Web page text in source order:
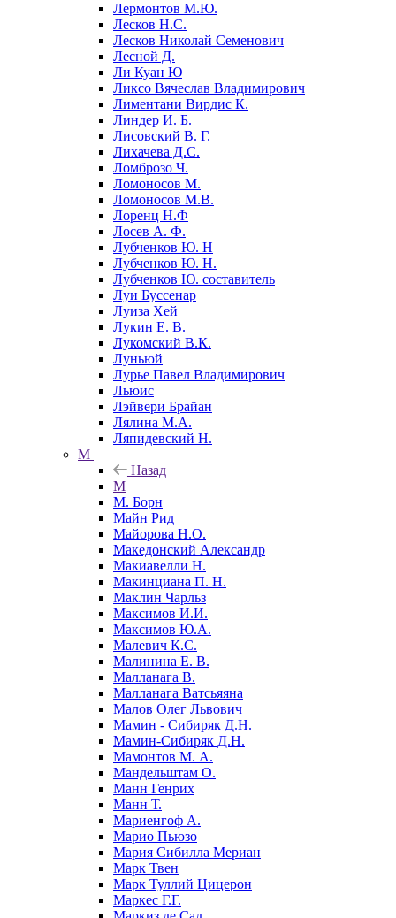
Лермонтов М.Ю.
Лесков Н.С.
Лесков Николай Семенович
Лесной Д.
Ли Куан Ю
Ликсо Вячеслав Владимирович
Лиментани Вирдис К.
Линдер И. Б.
Лисовский В. Г.
Лихачева Д.С.
Ломброзо Ч.
Ломоносов М.
Ломоносов М.В.
Лоренц Н.Ф
Лосев А. Ф.
Лубченков Ю. Н
Лубченков Ю. Н.
Лубченков Ю. составитель
Луи Буссенар
Луиза Хей
Лукин Е. В.
Лукомский В.К.
Луньюй
Лурье Павел Владимирович
Льюис
Лэйвери Брайан
Лялина М.А.
Ляпидевский Н.
М
Назад
М
М. Борн
Майн Рид
Майорова Н.О.
Македонский Александр
Макиавелли Н.
Макинциана П. Н.
Маклин Чарльз
Максимов И.И.
Максимов Ю.А.
Малевич К.С.
Малинина Е. В.
Малланага В.
Малланага Ватсьяяна
Малов Олег Львович
Мамин - Сибиряк Д.Н.
Мамин-Сибиряк Д.Н.
Мамонтов М. А.
Мандельштам О.
Манн Генрих
Манн Т.
Мариенгоф А.
Марио Пьюзо
Мария Сибилла Мериан
Марк Твен
Марк Туллий Цицерон
Маркес Г.Г.